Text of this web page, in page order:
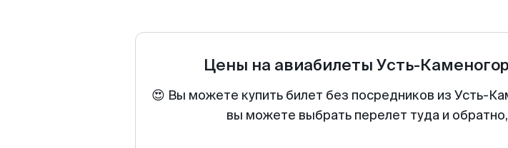
Цены на авиабилеты Усть-
😍 Вы можете купить билет без посредников из Усть-
вы можете выбрать перелет туда и